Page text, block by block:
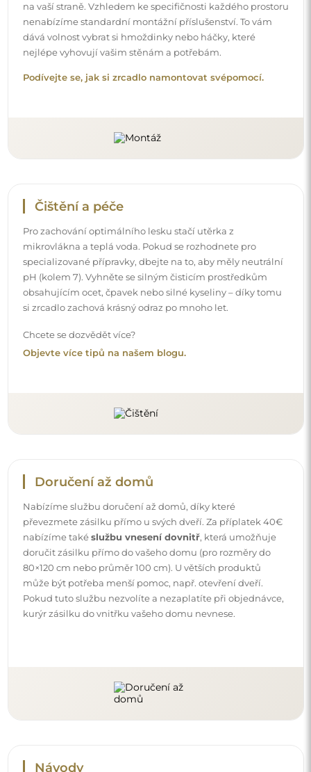
na vaší straně. Vzhledem ke specifičnosti každého prostoru
nenabízíme standardní montážní příslušenství. To vám
dává volnost vybrat si hmoždinky nebo háčky, které
nejlépe vyhovují vašim stěnám a potřebám.
Podívejte se, jak si zrcadlo namontovat svépomocí.
Čištění a péče
Pro zachování optimálního lesku stačí utěrka z
mikrovlákna a teplá voda. Pokud se rozhodnete pro
specializované přípravky, dbejte na to, aby měly neutrální
pH (kolem 7). Vyhněte se silným čisticím prostředkům
obsahujícím ocet, čpavek nebo silné kyseliny – díky tomu
si zrcadlo zachová krásný odraz po mnoho let.
Chcete se dozvědět více?
Objevte více tipů na našem blogu.
Doručení až domů
Nabízíme službu doručení až domů, díky které
převezmete zásilku přímo u svých dveří. Za příplatek 40€
nabízíme takéslužbu vnesení dovnitř, která umožňuje
doručit zásilku přímo do vašeho domu (pro rozměry do
80×120 cm nebo průměr 100 cm). U větších produktů
může být potřeba menší pomoc, např. otevření dveří.
Pokud tuto službu nezvolíte a nezaplatíte při objednávce,
kurýr zásilku do vnitřku vašeho domu nevnese.
Návody